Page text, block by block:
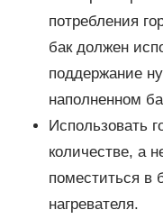
потребления
бак должен
поддержание
наполненном
Использовать
количестве, а
поместиться в
нагревателя.